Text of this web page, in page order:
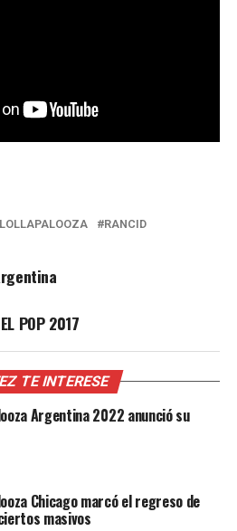
RANCID
POP 2017
TE INTERESE
Argentina 2022 anunció su
Chicago marcó el regreso de
masivos